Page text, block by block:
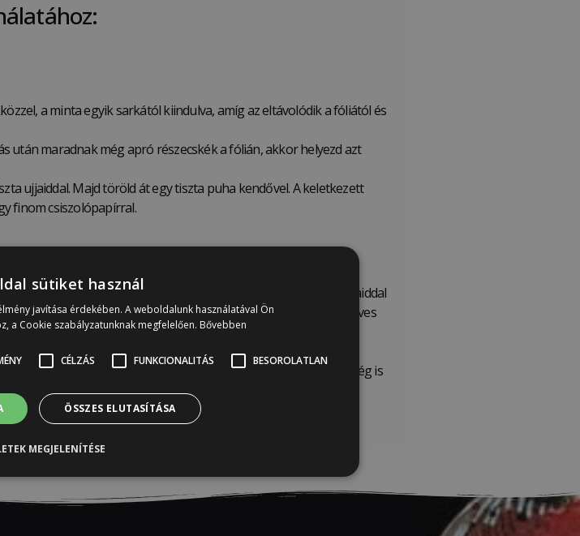
a minta egyik sarkától kiindulva, amíg az eltávolódik a fóliától és
után maradnak még apró részecskék a fólián, akkor helyezd azt
ujjaiddal. Majd töröld át egy tiszta puha kendővel. A keletkezett
finom csiszolópapírral.
törmeléktől védd a fólia ragacsos hátát. Ne érj semmivel (az ujjaiddal
szélben). Ne tárold a transzfert extrém melegben vagy nedves
frissen festett felületen szeretnéd használni a transzfert,
mielőtt a transzfert ráhelyezd a festett felületre. A nedvesség is
sütiket használ
javítása érdekében. A weboldalunk használatával Ön
a Cookie szabályzatunknak megfelelően. Bővebben
CÉLZÁS FUNKCIONALITÁS BESOROLATLAN
ÖSSZES ELUTASÍTÁSA
MEGJELENÍTÉSE